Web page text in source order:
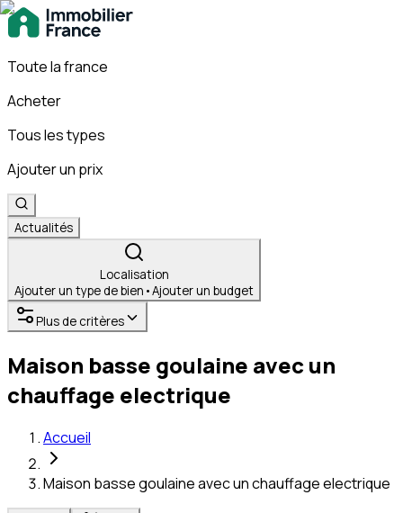
Toute la france
Acheter
Tous les types
Ajouter un prix
Actualités
Localisation
Ajouter un type de bien •Ajouter un budget
Plus de critères
Maison basse goulaine avec un
chauffage electrique
Accueil
Maison basse goulaine avec un chauffage electrique